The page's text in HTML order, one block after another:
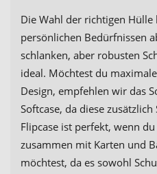
Die Wahl der richtigen Hülle
persönlichen Bedürfnissen
schlanken, aber robusten
ideal. Möchtest du
Design, empfehlen wir das
Softcase, da diese
Flipcase ist perfekt, wenn
zusammen mit Karten und
möchtest, da es sowohl